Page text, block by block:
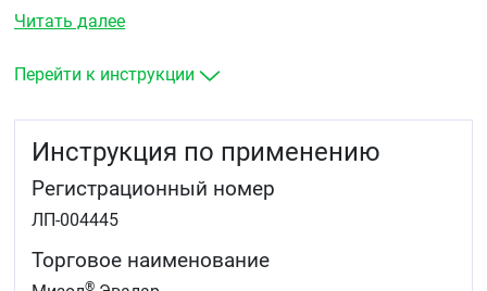
кандидозы кожи
дерматомикозы (с сопутствующим зудом или без
Читать далее
Перейти к инструкции
Инструкция по применению
Регистрационный номер
ЛП-004445
Торговое наименование
®